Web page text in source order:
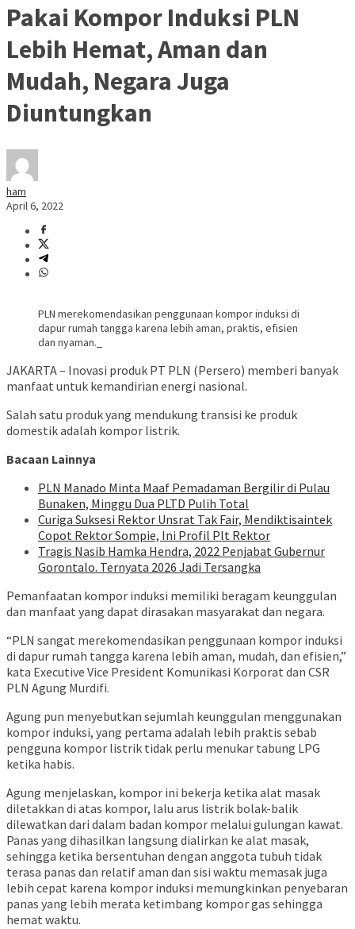
Pakai Kompor Induksi PLN
Lebih Hemat, Aman dan
Mudah, Negara Juga
Diuntungkan
ham
April 6, 2022
PLN merekomendasikan penggunaan kompor induksi di
dapur rumah tangga karena lebih aman, praktis, efisien
dan nyaman._
JAKARTA – Inovasi produk PT PLN (Persero) memberi banyak
manfaat untuk kemandirian energi nasional.
Salah satu produk yang mendukung transisi ke produk
domestik adalah kompor listrik.
Bacaan Lainnya
PLN Manado Minta Maaf Pemadaman Bergilir di Pulau
Bunaken, Minggu Dua PLTD Pulih Total
Curiga Suksesi Rektor Unsrat Tak Fair, Mendiktisaintek
Copot Rektor Sompie, Ini Profil Plt Rektor
Tragis Nasib Hamka Hendra, 2022 Penjabat Gubernur
Gorontalo. Ternyata 2026 Jadi Tersangka
Pemanfaatan kompor induksi memiliki beragam keunggulan
dan manfaat yang dapat dirasakan masyarakat dan negara.
“PLN sangat merekomendasikan penggunaan kompor induksi
di dapur rumah tangga karena lebih aman, mudah, dan efisien,”
kata Executive Vice President Komunikasi Korporat dan CSR
PLN Agung Murdifi.
Agung pun menyebutkan sejumlah keunggulan menggunakan
kompor induksi, yang pertama adalah lebih praktis sebab
pengguna kompor listrik tidak perlu menukar tabung LPG
ketika habis.
Agung menjelaskan, kompor ini bekerja ketika alat masak
diletakkan di atas kompor, lalu arus listrik bolak-balik
dilewatkan dari dalam badan kompor melalui gulungan kawat.
Panas yang dihasilkan langsung dialirkan ke alat masak,
sehingga ketika bersentuhan dengan anggota tubuh tidak
terasa panas dan relatif aman dan sisi waktu memasak juga
lebih cepat karena kompor induksi memungkinkan penyebaran
panas yang lebih merata ketimbang kompor gas sehingga
hemat waktu.